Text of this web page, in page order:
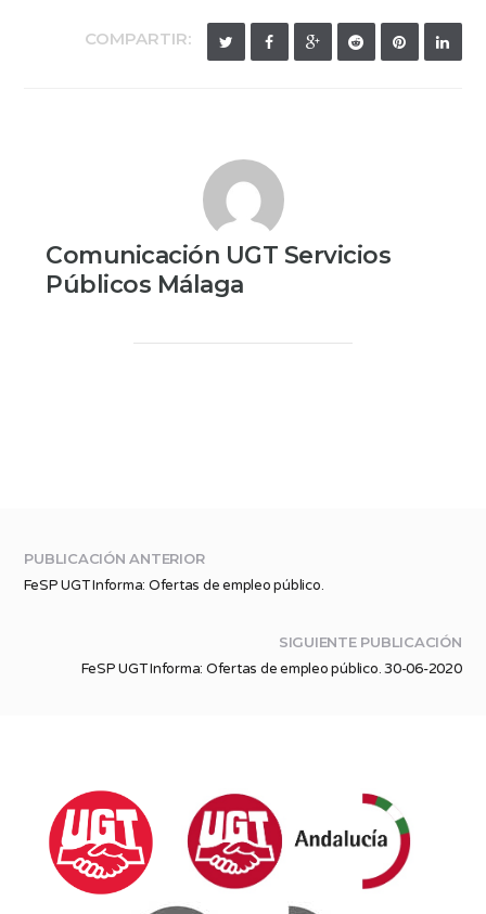
COMPARTIR:
Comunicación UGT Servicios
Públicos Málaga
PUBLICACIÓN ANTERIOR
FeSP UGT Informa: Ofertas de empleo público.
SIGUIENTE PUBLICACIÓN
FeSP UGT Informa: Ofertas de empleo público. 30-06-2020